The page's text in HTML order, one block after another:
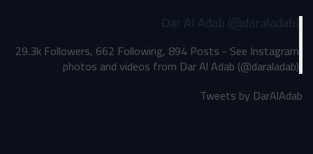
Dar Al Adab (@daraladab)
29.3k Followers, 662 Following, 894 Posts - See Instagram
photos and videos from Dar Al Adab (@daraladab)
Tweets by DarAlAdab